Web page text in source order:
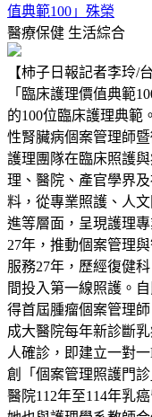
值典範100」殊榮
醫療保健 生活綜合
【柿子日報記者李玲/
「臨床護理價值典範
的100位臨床護理典範
性腎臟病個案管理師
護理團隊在臨床照護
理、醫院、產官學界
料，從專業照護、人
進等層面，呈現護理
27年，推動個案管理
服務27年，歷經復健
間投入第一線照護。
得首屆腫瘤個案管理
成大醫院每年新診斷
人確診，即建立一對
創「個案管理照護門
醫院112年至114年乳